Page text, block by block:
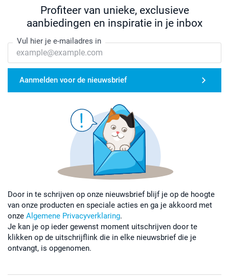
Profiteer van unieke, exclusieve
aanbiedingen en inspiratie in je inbox
Vul hier je e-mailadres in
Aanmelden voor de nieuwsbrief
Door in te schrijven op onze nieuwsbrief blijf je op de hoogte
van onze producten en speciale acties en ga je akkoord met
onze Algemene Privacyverklaring.
Je kan je op ieder gewenst moment uitschrijven door te
klikken op de uitschrijflink die in elke nieuwsbrief die je
ontvangt, is opgenomen.